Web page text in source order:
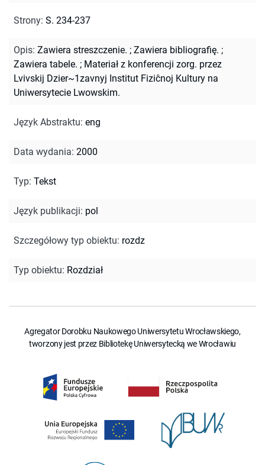
Strony: S. 234-237
Opis: Zawiera streszczenie. ; Zawiera bibliografię. ;
Zawiera tabele. ; Materiał z konferencji zorg. przez
Lvivskij Dzier~1zavnyj Institut Fiziĉnoj Kultury na
Uniwersytecie Lwowskim.
Język Abstraktu: eng
Data wydania: 2000
Typ: Tekst
Język publikacji: pol
Szczegółowy typ obiektu: rozdz
Typ obiektu: Rozdział
Agregator Dorobku Naukowego Uniwersytetu Wrocławskiego,
tworzony jest przez Bibliotekę Uniwersytecką we Wrocławiu